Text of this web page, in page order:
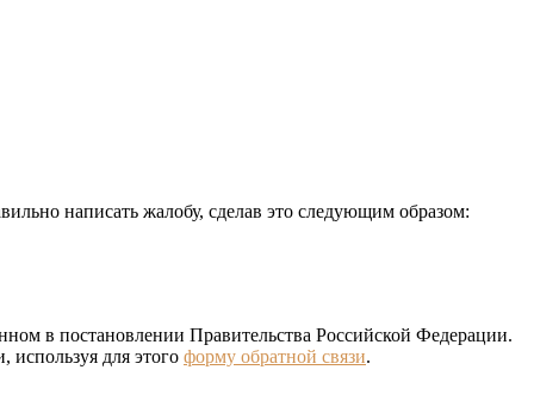
написать жалобу, сделав это следующим образом:
в постановлении Правительства Российской Федерации.
для этого форму обратной связи.